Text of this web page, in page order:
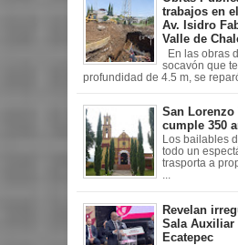
trabajos en
Av. Isidro
Valle de
En las obras
socavón que
profundidad de 4.5 m, se
San
cumple 350
Los bailables
todo un
trasporta a
...
Revelan
Sala Auxiliar
Ecatepec